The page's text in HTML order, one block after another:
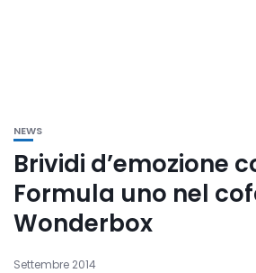
NEWS
Brividi d’emozione
Formula uno nel
Wonderbox
Settembre 2014